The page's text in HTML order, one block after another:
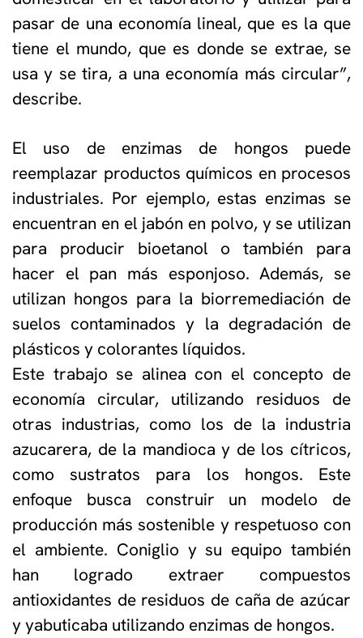
pasar de una economía lineal, que es la que
tiene el mundo, que es donde se extrae, se
usa y se tira, a una economía más circular”,
describe.
El uso de enzimas de hongos puede
reemplazar productos químicos en procesos
industriales. Por ejemplo, estas enzimas se
encuentran en el jabón en polvo, y se utilizan
para producir bioetanol o también para
hacer el pan más esponjoso. Además, se
utilizan hongos para la biorremediación de
suelos contaminados y la degradación de
plásticos y colorantes líquidos.
Este trabajo se alinea con el concepto de
economía circular, utilizando residuos de
otras industrias, como los de la industria
azucarera, de la mandioca y de los cítricos,
como sustratos para los hongos. Este
enfoque busca construir un modelo de
producción más sostenible y respetuoso con
el ambiente. Coniglio y su equipo también
han logrado extraer compuestos
antioxidantes de residuos de caña de azúcar
y yabuticaba utilizando enzimas de hongos.